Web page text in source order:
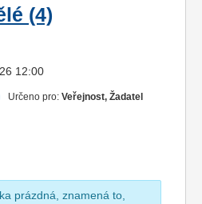
(4)
12:00
Určeno pro: Veřejnost, Žadatel
prázdná, znamená to,